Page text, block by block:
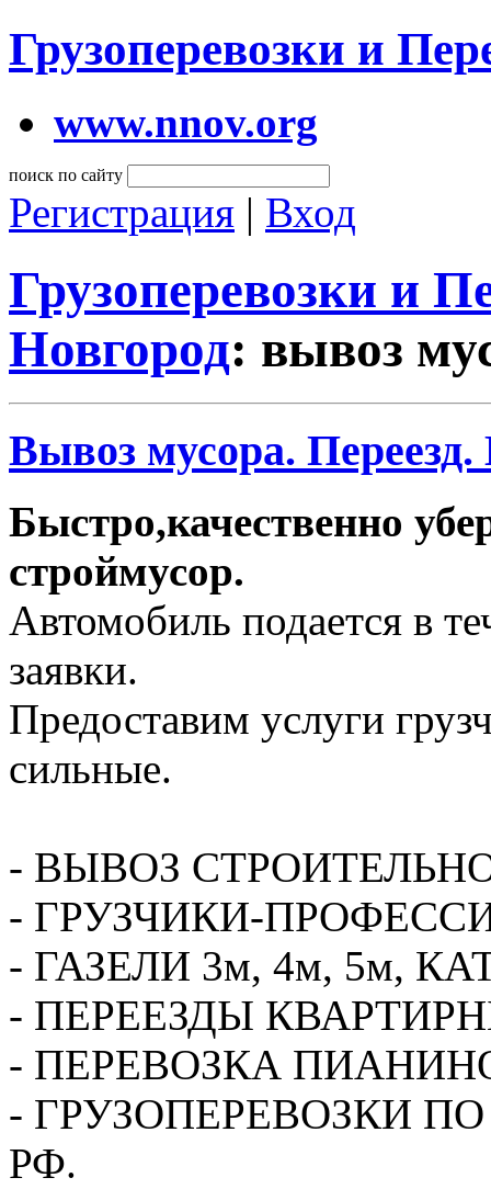
Грузоперевозки и
www.nnov.org
поиск по сайту
Регистрация | Вход
Грузоперевозки и
Новгород: вывоз
Вывоз мусора.
Быстро,качественно
строймусор.
Автомобиль подается в
заявки.
Предоставим услуги
сильные.
- ВЫВОЗ
- ГРУЗЧИКИ-
- ГАЗЕЛИ 3м, 4м, 5м,
- ПЕРЕЕЗДЫ
- ПЕРЕВОЗКА
- ГРУЗОПЕРЕВОЗКИ
РФ.